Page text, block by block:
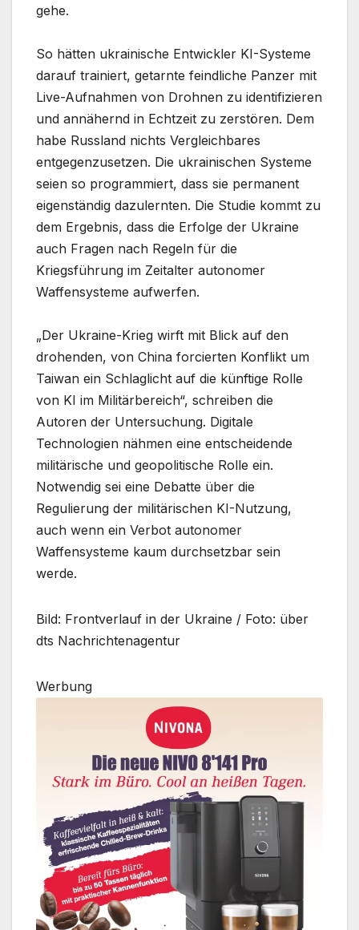
gehe.
So hätten ukrainische Entwickler KI-Systeme
darauf trainiert, getarnte feindliche Panzer mit
Live-Aufnahmen von Drohnen zu identifizieren
und annähernd in Echtzeit zu zerstören. Dem
habe Russland nichts Vergleichbares
entgegenzusetzen. Die ukrainischen Systeme
seien so programmiert, dass sie permanent
eigenständig dazulernten. Die Studie kommt zu
dem Ergebnis, dass die Erfolge der Ukraine
auch Fragen nach Regeln für die
Kriegsführung im Zeitalter autonomer
Waffensysteme aufwerfen.
„Der Ukraine-Krieg wirft mit Blick auf den
drohenden, von China forcierten Konflikt um
Taiwan ein Schlaglicht auf die künftige Rolle
von KI im Militärbereich“, schreiben die
Autoren der Untersuchung. Digitale
Technologien nähmen eine entscheidende
militärische und geopolitische Rolle ein.
Notwendig sei eine Debatte über die
Regulierung der militärischen KI-Nutzung,
auch wenn ein Verbot autonomer
Waffensysteme kaum durchsetzbar sein
werde.
Bild: Frontverlauf in der Ukraine / Foto: über
dts Nachrichtenagentur
Werbung